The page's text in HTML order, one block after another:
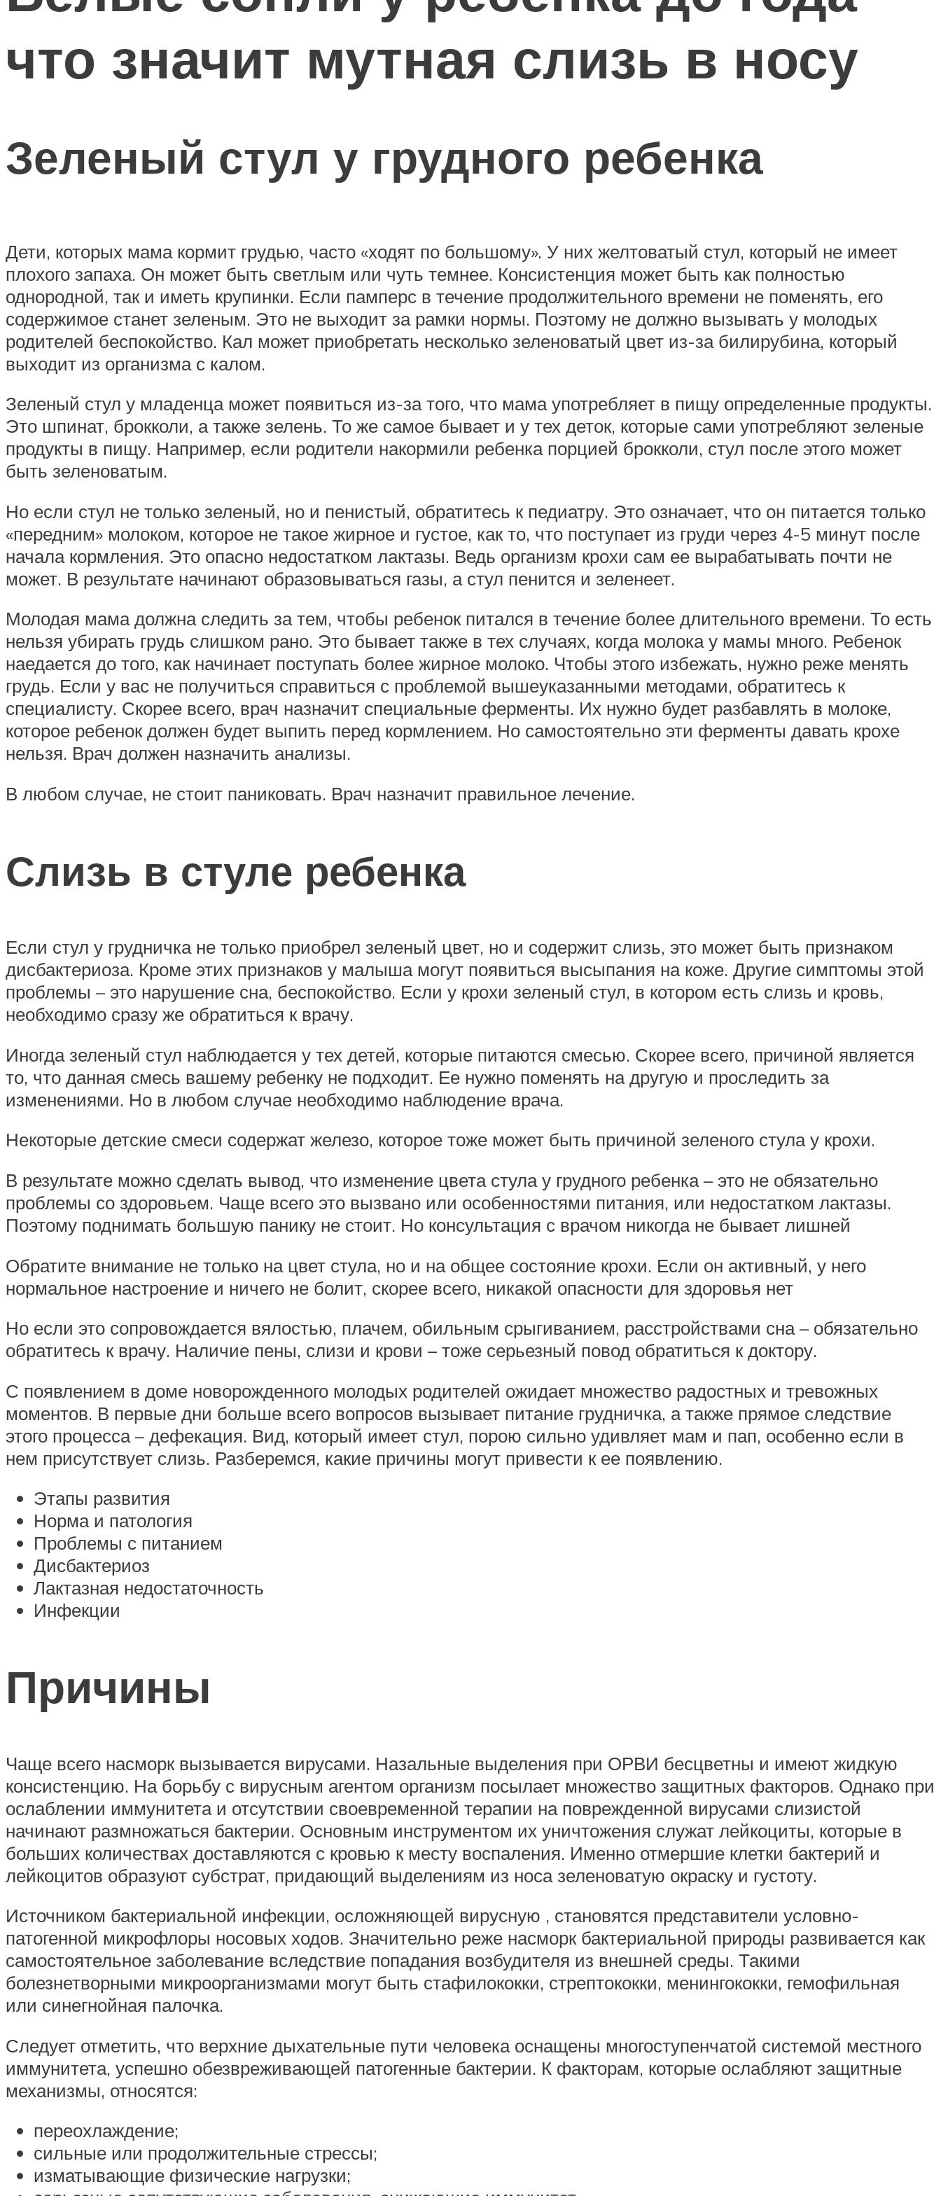
что значит мутная слизь в носу
Зеленый стул у грудного ребенка
Дети, которых мама кормит грудью, часто «ходят по большому». У них желтоватый стул, который не имеет
плохого запаха. Он может быть светлым или чуть темнее. Консистенция может быть как полностью
однородной, так и иметь крупинки. Если памперс в течение продолжительного времени не поменять, его
содержимое станет зеленым. Это не выходит за рамки нормы. Поэтому не должно вызывать у молодых
родителей беспокойство. Кал может приобретать несколько зеленоватый цвет из-за билирубина, который
выходит из организма с калом.
Зеленый стул у младенца может появиться из-за того, что мама употребляет в пищу определенные продукты.
Это шпинат, брокколи, а также зелень. То же самое бывает и у тех деток, которые сами употребляют зеленые
продукты в пищу. Например, если родители накормили ребенка порцией брокколи, стул после этого может
быть зеленоватым.
Но если стул не только зеленый, но и пенистый, обратитесь к педиатру. Это означает, что он питается только
«передним» молоком, которое не такое жирное и густое, как то, что поступает из груди через 4-5 минут после
начала кормления. Это опасно недостатком лактазы. Ведь организм крохи сам ее вырабатывать почти не
может. В результате начинают образовываться газы, а стул пенится и зеленеет.
Молодая мама должна следить за тем, чтобы ребенок питался в течение более длительного времени. То есть
нельзя убирать грудь слишком рано. Это бывает также в тех случаях, когда молока у мамы много. Ребенок
наедается до того, как начинает поступать более жирное молоко. Чтобы этого избежать, нужно реже менять
грудь. Если у вас не получиться справиться с проблемой вышеуказанными методами, обратитесь к
специалисту. Скорее всего, врач назначит специальные ферменты. Их нужно будет разбавлять в молоке,
которое ребенок должен будет выпить перед кормлением. Но самостоятельно эти ферменты давать крохе
нельзя. Врач должен назначить анализы.
В любом случае, не стоит паниковать. Врач назначит правильное лечение.
Слизь в стуле ребенка
Если стул у грудничка не только приобрел зеленый цвет, но и содержит слизь, это может быть признаком
дисбактериоза. Кроме этих признаков у малыша могут появиться высыпания на коже. Другие симптомы этой
проблемы – это нарушение сна, беспокойство. Если у крохи зеленый стул, в котором есть слизь и кровь,
необходимо сразу же обратиться к врачу.
Иногда зеленый стул наблюдается у тех детей, которые питаются смесью. Скорее всего, причиной является
то, что данная смесь вашему ребенку не подходит. Ее нужно поменять на другую и проследить за
изменениями. Но в любом случае необходимо наблюдение врача.
Некоторые детские смеси содержат железо, которое тоже может быть причиной зеленого стула у крохи.
В результате можно сделать вывод, что изменение цвета стула у грудного ребенка – это не обязательно
проблемы со здоровьем. Чаще всего это вызвано или особенностями питания, или недостатком лактазы.
Поэтому поднимать большую панику не стоит. Но консультация с врачом никогда не бывает лишней
Обратите внимание не только на цвет стула, но и на общее состояние крохи. Если он активный, у него
нормальное настроение и ничего не болит, скорее всего, никакой опасности для здоровья нет
Но если это сопровождается вялостью, плачем, обильным срыгиванием, расстройствами сна – обязательно
обратитесь к врачу. Наличие пены, слизи и крови – тоже серьезный повод обратиться к доктору.
С появлением в доме новорожденного молодых родителей ожидает множество радостных и тревожных
моментов. В первые дни больше всего вопросов вызывает питание грудничка, а также прямое следствие
этого процесса – дефекация. Вид, который имеет стул, порою сильно удивляет мам и пап, особенно если в
нем присутствует слизь. Разберемся, какие причины могут привести к ее появлению.
Этапы развития
Норма и патология
Проблемы с питанием
Дисбактериоз
Лактазная недостаточность
Инфекции
Причины
Чаще всего насморк вызывается вирусами. Назальные выделения при ОРВИ бесцветны и имеют жидкую
консистенцию. На борьбу с вирусным агентом организм посылает множество защитных факторов. Однако при
ослаблении иммунитета и отсутствии своевременной терапии на поврежденной вирусами слизистой
начинают размножаться бактерии. Основным инструментом их уничтожения служат лейкоциты, которые в
больших количествах доставляются с кровью к месту воспаления. Именно отмершие клетки бактерий и
лейкоцитов образуют субстрат, придающий выделениям из носа зеленоватую окраску и густоту.
Источником бактериальной инфекции, осложняющей вирусную , становятся представители условно-
патогенной микрофлоры носовых ходов. Значительно реже насморк бактериальной природы развивается как
самостоятельное заболевание вследствие попадания возбудителя из внешней среды. Такими
болезнетворными микроорганизмами могут быть стафилококки, стрептококки, менингококки, гемофильная
или синегнойная палочка.
Следует отметить, что верхние дыхательные пути человека оснащены многоступенчатой системой местного
иммунитета, успешно обезвреживающей патогенные бактерии. К факторам, которые ослабляют защитные
механизмы, относятся:
переохлаждение;
сильные или продолжительные стрессы;
изматывающие физические нагрузки;